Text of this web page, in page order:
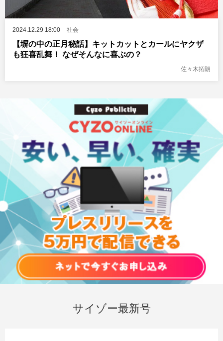
2024.12.29 18:00 社会
【塀の中の正月秘話】キットカットとカールにヤクザ
も狂喜乱舞！ なぜそんなに喜ぶの？
佐々木拓朗
サイゾー最新号